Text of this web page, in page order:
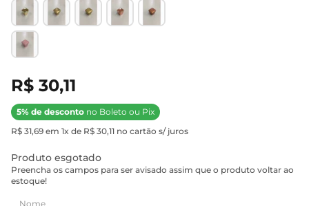
R$ 30,11
5% de desconto no Boleto ou Pix
R$ 31,69 em 1x de R$ 30,11 no cartão s/ juros
Produto esgotado
Preencha os campos para ser avisado assim que o produto voltar ao
estoque!